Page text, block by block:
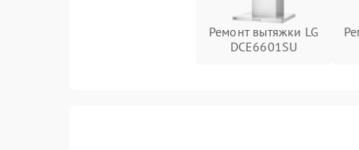
Ремонт вытяжки LG
DCE6601SU